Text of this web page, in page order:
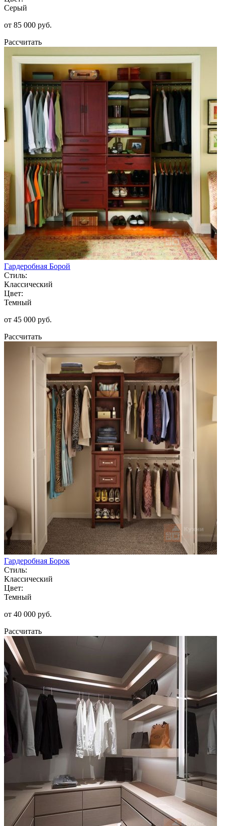
Серый
от 85 000 руб.
Рассчитать
Гардеробная Борой
Стиль:
Классический
Цвет:
Темный
от 45 000 руб.
Рассчитать
Гардеробная Борок
Стиль:
Классический
Цвет:
Темный
от 40 000 руб.
Рассчитать